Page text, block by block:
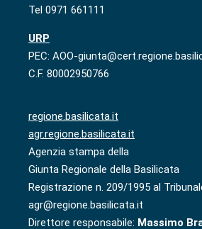
Tel 0971 661111
URP
PEC: AOO-
C.F. 80002950766
regione.basilicata.it
agr.regione.basilicata.it
Agenzia stampa della
Giunta Regionale della Basilicata
Registrazione n. 209/1995 al
agr@regione.basilicata.it
Direttore responsabile: Massimo